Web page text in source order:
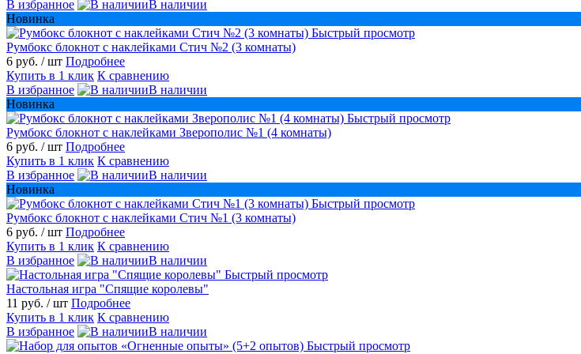
В избранное
В наличии
Новинка
Быстрый просмотр
Румбокс блокнот с наклейками Стич №2 (3 комнаты)
6 руб. / шт Подробнее
Купить в 1 клик К сравнению
В избранное
В наличии
Новинка
Быстрый просмотр
Румбокс блокнот с наклейками Зверополис №1 (4 комнаты)
6 руб. / шт Подробнее
Купить в 1 клик К сравнению
В избранное
В наличии
Новинка
Быстрый просмотр
Румбокс блокнот с наклейками Стич №1 (3 комнаты)
6 руб. / шт Подробнее
Купить в 1 клик К сравнению
В избранное
В наличии
Быстрый просмотр
Настольная игра "Спящие королевы"
11 руб. / шт Подробнее
Купить в 1 клик К сравнению
В избранное
В наличии
Быстрый просмотр